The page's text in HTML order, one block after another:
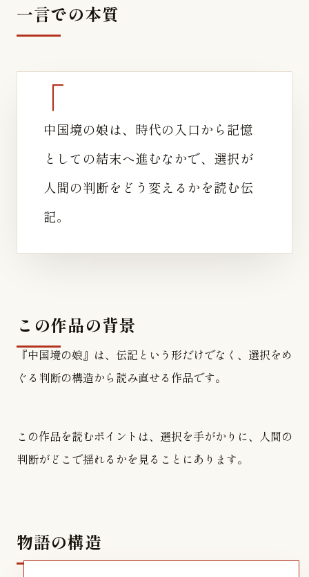
一言での本質
中国境の娘は、時代の入口から記憶
としての結末へ進むなかで、選択が
人間の判断をどう変えるかを読む伝
記。
この作品の背景
『中国境の娘』は、伝記という形だけでなく、選択をめ
ぐる判断の構造から読み直せる作品です。
この作品を読むポイントは、選択を手がかりに、人間の
判断がどこで揺れるかを見ることにあります。
物語の構造